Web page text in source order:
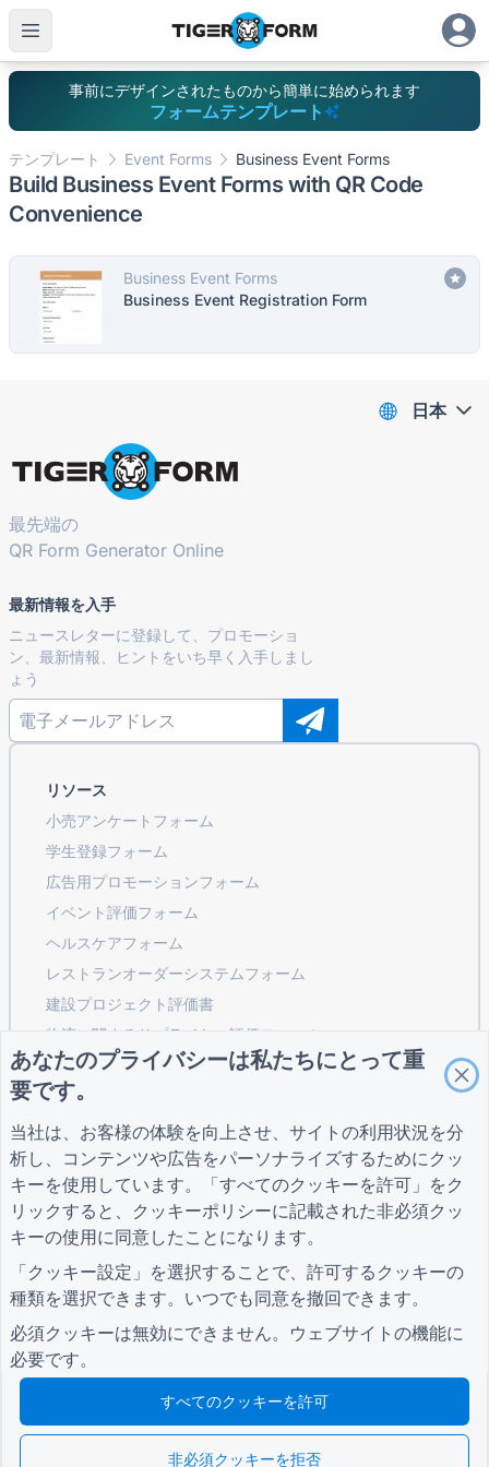
事前にデザインされたものから簡単に始められます
フォームテンプレート
テンプレート Event Forms Business Event Forms
Build Business Event Forms with QR Code
Convenience
Business Event Forms
Business Event Registration Form
最先端の
QR Form Generator Online
最新情報を入手
ニュースレターに登録して、プロモーショ
ン、最新情報、ヒントをいち早く入手しまし
ょう
リソース
小売アンケートフォーム
学生登録フォーム
広告用プロモーションフォーム
イベント評価フォーム
ヘルスケアフォーム
レストランオーダーシステムフォーム
建設プロジェクト評価書
物流に関するサプライヤー評価フォーム
公共事業向けサービスリクエストフォーム
顧客エンゲージメントフォーム
コミュニティに参加する
ガイド
ヘルプセンター
ブログ
会社
私たちについて
お問い合わせ
条項
条項
クッキー設定
日本
© 2026 QR Form Generator. All rights reserved.
あなたのプライバシーは私たちにとって重
要です。
当社は、お客様の体験を向上させ、サイトの利用状況を分
析し、コンテンツや広告をパーソナライズするためにクッ
キーを使用しています。「すべてのクッキーを許可」をク
リックすると、 クッキーポリシーに記載された非必須クッ
キーの使用に同意したことになります。
「クッキー設定」を選択することで、許可するクッキーの
種類を選択できます。いつでも同意を撤回できます。
必須クッキーは無効にできません。ウェブサイトの機能に
必要です。
すべてのクッキーを許可
非必須クッキーを拒否